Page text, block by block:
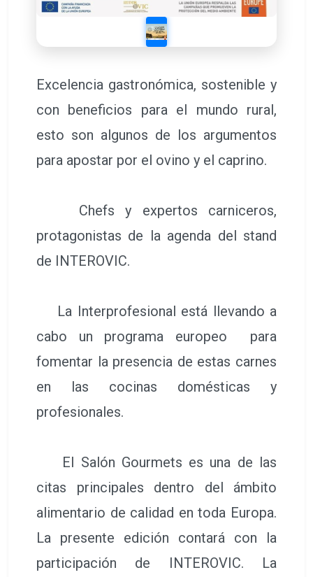
Excelencia gastronómica, sostenible y
con beneficios para el mundo rural,
esto son algunos de los argumentos
para apostar por el ovino y el caprino.
Chefs y expertos carniceros,
protagonistas de la agenda del stand
de INTEROVIC.
La Interprofesional está llevando a
cabo un programa europeo para
fomentar la presencia de estas carnes
en las cocinas domésticas y
profesionales.
El Salón Gourmets es una de las
citas principales dentro del ámbito
alimentario de calidad en toda Europa.
La presente edición contará con la
participación de INTEROVIC. La